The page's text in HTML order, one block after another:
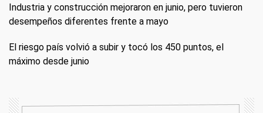
Industria y construcción mejoraron en junio, pero tuvieron
desempeños diferentes frente a mayo
El riesgo país volvió a subir y tocó los 450 puntos, el
máximo desde junio